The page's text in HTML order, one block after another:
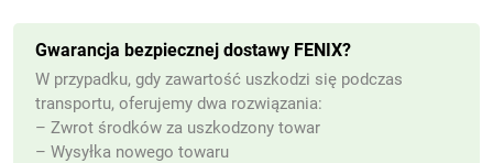
Gwarancja bezpiecznej dostawy FENIX?
W przypadku, gdy zawartość uszkodzi się podczas
transportu, oferujemy dwa rozwiązania:
– Zwrot środków za uszkodzony towar
– Wysyłka nowego towaru